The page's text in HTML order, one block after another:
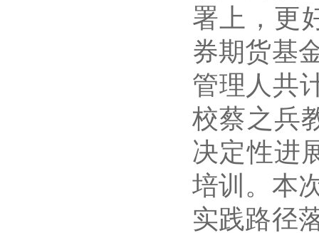
署上，更
券期货基
管理人共
校蔡之兵
决定性进
培训。本
实践路径